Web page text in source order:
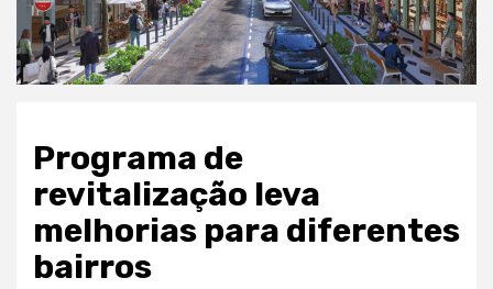
Programa de
revitalização leva
melhorias para diferentes
bairros